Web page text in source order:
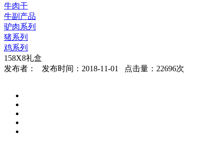
牛肉干
牛副产品
驴肉系列
猪系列
鸡系列
158X8礼盒
发布者： 发布时间：2018-11-01 点击量：22696次